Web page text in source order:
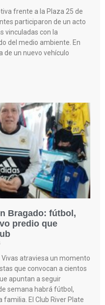
frente a la Plaza 25 de
participaron de un acto
vinculadas con la
del medio ambiente. En
de un nuevo vehículo
Bragado: fútbol,
predio que
Vivas atraviesa un momento
que convocan a cientos
apuntan a seguir
semana habrá fútbol,
El Club River Plate